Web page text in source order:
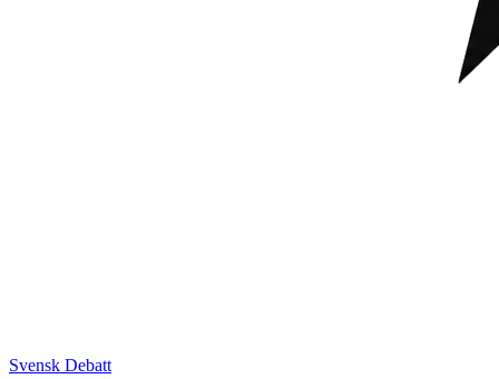
Svensk Debatt